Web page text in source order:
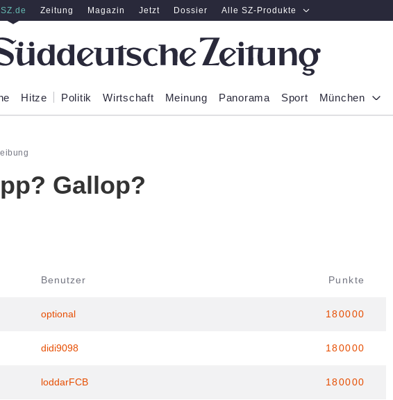
SZ.de Zeitung Magazin Jetzt Dossier Alle SZ-Produkte
Hitze Politik Wirtschaft Meinung Panorama Sport München
Gallop?
Benutzer Punkte
optional 180000
didi9098 180000
loddarFCB 180000